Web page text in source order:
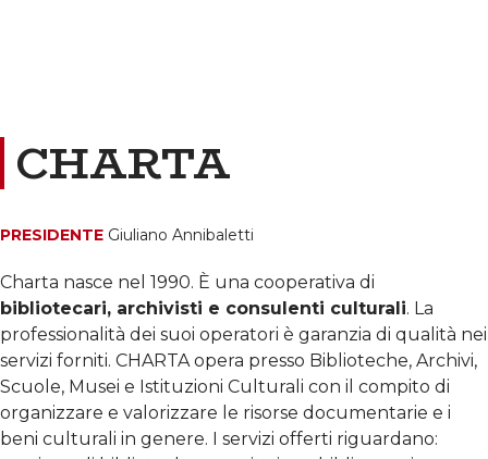
CHARTA
PRESIDENTE Giuliano Annibaletti
Charta nasce nel 1990. È una cooperativa di
bibliotecari, archivisti e consulenti culturali. La
professionalità dei suoi operatori è garanzia di qualità nei
servizi forniti. CHARTA opera presso Biblioteche, Archivi,
Scuole, Musei e Istituzioni Culturali con il compito di
organizzare e valorizzare le risorse documentarie e i
beni culturali in genere. I servizi offerti riguardano: